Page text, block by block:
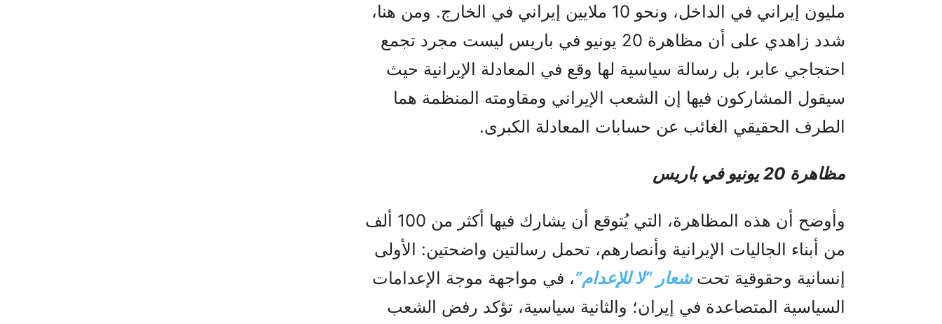
مليون إيراني في الداخل، ونحو 10 ملايين إيراني في الخارج. ومن هنا،
شدد زاهدي على أن مظاهرة 20 يونيو في باريس ليست مجرد تجمع
احتجاجي عابر، بل رسالة سياسية لها وقع في المعادلة الإیرانیة حیث
سیقول المشارکون فیها إن الشعب الإيراني ومقاومته المنظمة هما
الطرف الحقيقي الغائب عن حسابات المعادلة الکبری.
مظاهرة 20 یونیو في باریس
وأوضح أن هذه المظاهرة، التي يُتوقع أن يشارك فيها أكثر من 100 ألف
من أبناء الجاليات الإيرانية وأنصارهم، تحمل رسالتين واضحتين: الأولى
إنسانية وحقوقية تحتشعار “لا للإعدام”، في مواجهة موجة الإعدامات
السياسية المتصاعدة في إيران؛ والثانية سياسية، تؤكد رفض الشعب